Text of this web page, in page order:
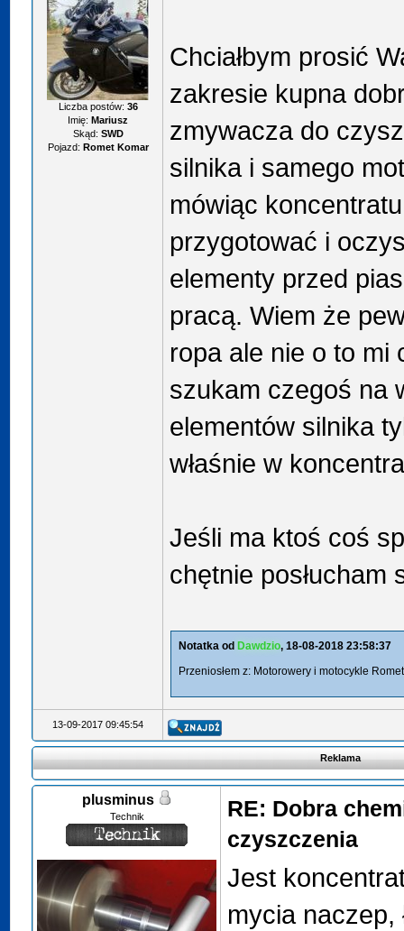
Liczba postów: 36
Imię: Mariusz
Skąd: SWD
Pojazd: Romet Komar
Chciałbym prosić
zakresie kupna
zmywacza do
silnika i samego
mówiąc
przygotować i
elementy przed
pracą. Wiem że
ropa ale nie o to mi
szukam czegoś na
elementów silnika
właśnie w
Jeśli ma ktoś coś
chętnie posłucham
Notatka od Dawdzio, 18-08-2018 23:58:37
Przeniosłem z: Motorowery i motocykle
13-09-2017 09:45:54
Reklama
plusminus
Technik
RE: Dobra
czyszczenia
Jest
mycia naczep,